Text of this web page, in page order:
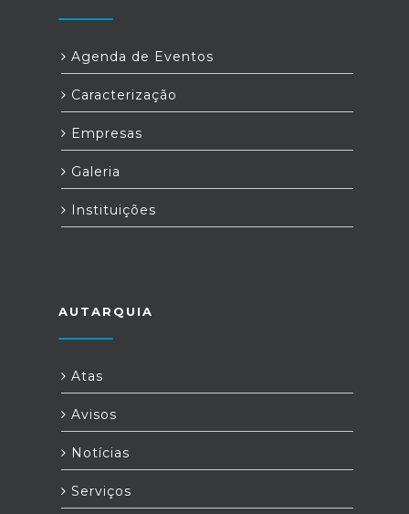
Agenda de Eventos
Caracterização
Empresas
Galeria
Instituições
AUTARQUIA
Atas
Avisos
Notícias
Serviços